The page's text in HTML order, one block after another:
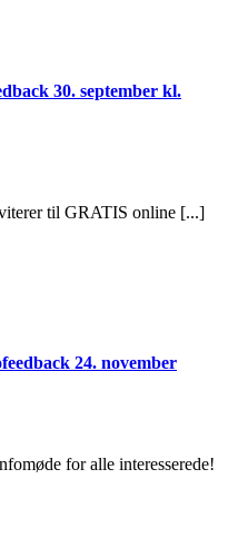
30. september kl.
til GRATIS online [...]
24. november
for alle interesserede!